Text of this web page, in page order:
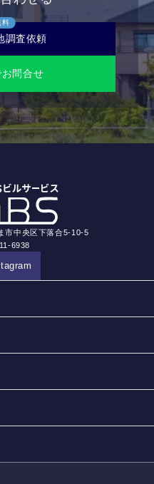
料
調査依頼
問合せ
市中央区下落合5-10-5
6938